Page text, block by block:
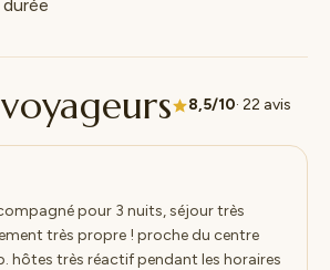
8,5/10· 22 avis
pour 3 nuits, séjour très
très propre ! proche du centre
hôtes très réactif pendant les horaires